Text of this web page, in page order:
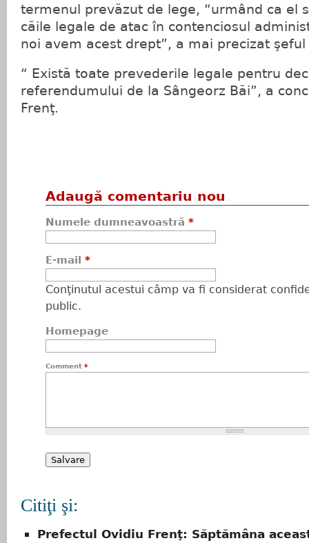
termenul prevăzut de lege, “urmând ca el
căile legale de atac în contenciosul
noi avem acest drept”, a mai precizat
“ Există toate prevederile legale pentru
referendumului de la Sângeorz Băi”, a
Frenţ.
Adaugă comentariu nou
Numele dumneavoastră *
E-mail *
Conţinutul acestui câmp va fi considerat
public.
Homepage
Comment *
Citiţi şi:
Prefectul Ovidiu Frenţ: Săptămâna